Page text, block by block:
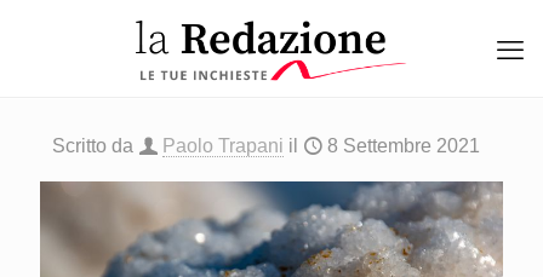
Scritto da Paolo Trapani il 8 Settembre 2021